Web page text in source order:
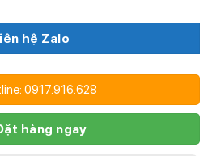
hệ Zalo
0917.916.628
hàng ngay